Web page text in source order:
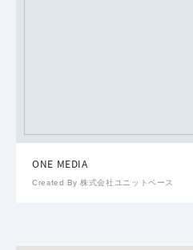
ONE MEDIA
Created By 株式会社ユニットベース